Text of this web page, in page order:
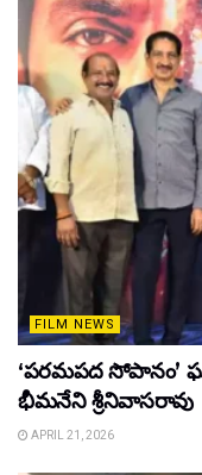
FILM NEWS
‘పరమపద సోపానం’
భీమనేని శ్రీనివాసరావు
APRIL 21, 2026